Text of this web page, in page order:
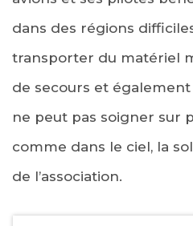
dans des régions
transporter du matériel
de secours et également
ne peut pas soigner sur
comme dans le ciel, la
de l’association.